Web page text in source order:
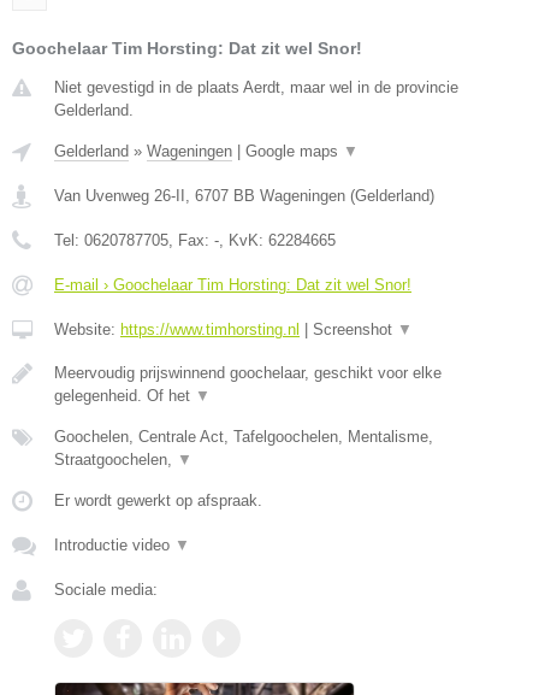
Goochelaar Tim Horsting: Dat zit wel Snor!
Niet gevestigd in de plaats Aerdt, maar wel in de provincie
Gelderland.
Gelderland » Wageningen Google maps ▼
Van Uvenweg 26-II , 6707 BB Wageningen (Gelderland)
Tel: 0620787705, Fax: -, KvK: 62284665
E-mail › Goochelaar Tim Horsting: Dat zit wel Snor!
Website: https://www.timhorsting.nl Screenshot ▼
Meervoudig prijswinnend goochelaar, geschikt voor elke
gelegenheid. Of het ▼
Goochelen, Centrale Act, Tafelgoochelen, Mentalisme,
Straatgoochelen, ▼
Er wordt gewerkt op afspraak.
Introductie video ▼
Sociale media: